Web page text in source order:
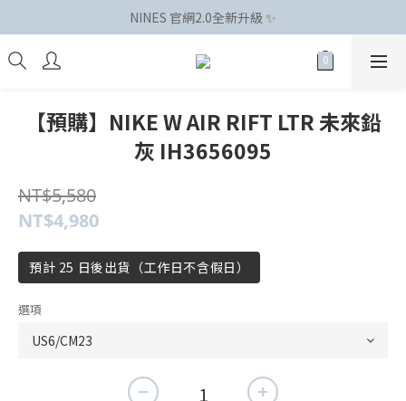
NINES 官網2.0全新升級 ✨
【預購】NIKE W AIR RIFT LTR 未來鉛
灰 IH3656095
NT$5,580
NT$4,980
預計 25 日後出貨（工作日不含假日）
選項